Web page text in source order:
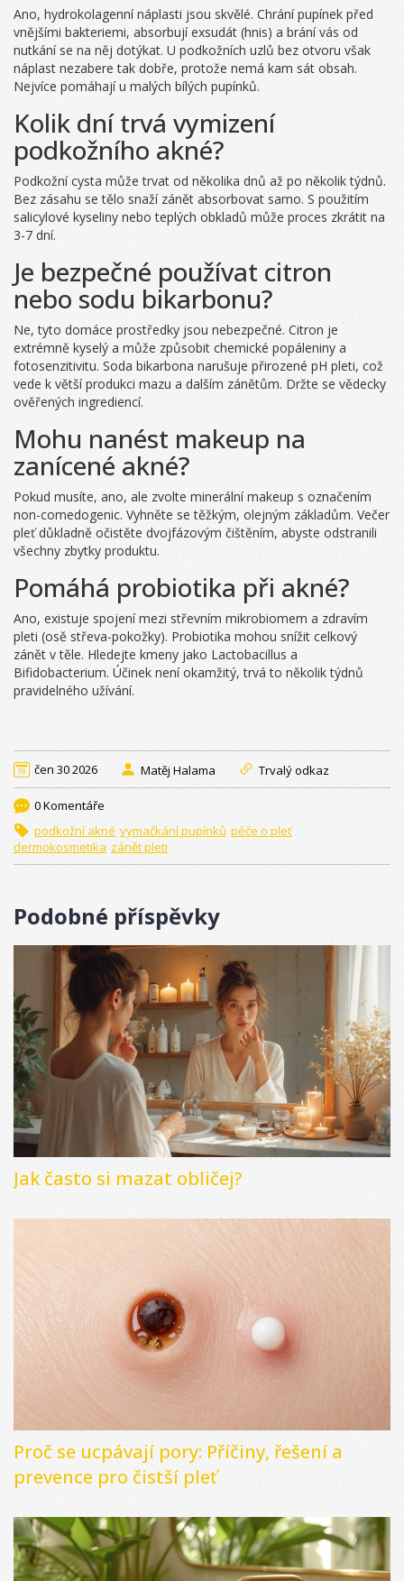
Ano, hydrokolagenní náplasti jsou skvělé. Chrání pupínek před
vnějšími bakteriemi, absorbují exsudát (hnis) a brání vás od
nutkání se na něj dotýkat. U podkožních uzlů bez otvoru však
náplast nezabere tak dobře, protože nemá kam sát obsah.
Nejvíce pomáhají u malých bílých pupínků.
Kolik dní trvá vymizení
podkožního akné?
Podkožní cysta může trvat od několika dnů až po několik týdnů.
Bez zásahu se tělo snaží zánět absorbovat samo. S použitím
salicylové kyseliny nebo teplých obkladů může proces zkrátit na
3-7 dní.
Je bezpečné používat citron
nebo sodu bikarbonu?
Ne, tyto domáce prostředky jsou nebezpečné. Citron je
extrémně kyselý a může způsobit chemické popáleniny a
fotosenzitivitu. Soda bikarbona narušuje přirozené pH pleti, což
vede k větší produkci mazu a dalším zánětům. Držte se vědecky
ověřených ingrediencí.
Mohu nanést makeup na
zanícené akné?
Pokud musíte, ano, ale zvolte minerální makeup s označením
non-comedogenic. Vyhněte se těžkým, olejným základům. Večer
pleť důkladně očistěte dvojfázovým čištěním, abyste odstranili
všechny zbytky produktu.
Pomáhá probiotika při akné?
Ano, existuje spojení mezi střevním mikrobiomem a zdravím
pleti (osě střeva-pokožky). Probiotika mohou snížit celkový
zánět v těle. Hledejte kmeny jako Lactobacillus a
Bifidobacterium. Účinek není okamžitý, trvá to několik týdnů
pravidelného užívání.
čen 30 2026 Matěj Halama Trvalý odkaz
0 Komentáře
podkožní akné vymačkání pupínků péče o pleť
dermokosmetika zánět pleti
Podobné příspěvky
Jak často si mazat obličej?
Proč se ucpávají pory: Příčiny, řešení a
prevence pro čistší pleť